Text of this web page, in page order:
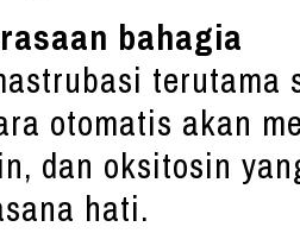
bahagia
terutama
otomatis akan
dan oksitosin
hati.